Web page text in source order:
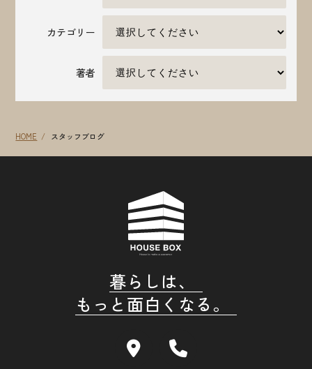
カテゴリー
著者
HOME スタッフブログ
暮らしは、
もっと面白くなる。